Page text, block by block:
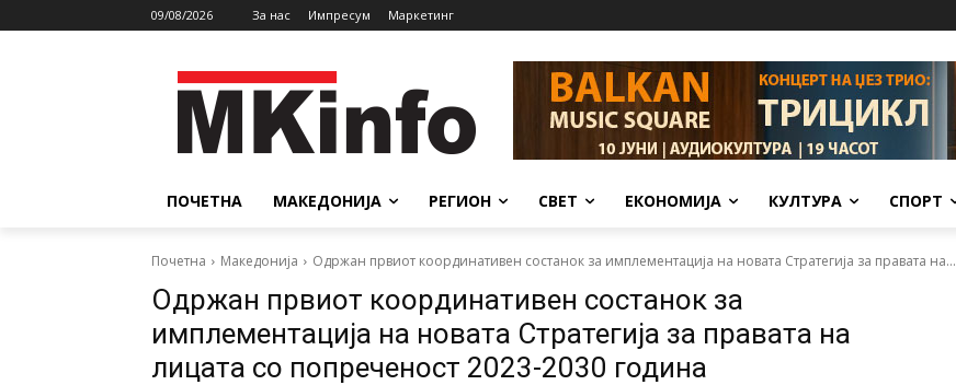
09/08/2026 За нас Импресум Маркетинг
ПОЧЕТНА МАКЕДОНИЈА РЕГИОН СВЕТ ЕКОНОМИЈА КУЛТУРА СПОРТ
Почетна Македонија Одржан првиот координативен состанок за имплементација на новата Стратегија за правата на...
Одржан првиот координативен состанок за
имплементација на новата Стратегија за правата на
лицата со попреченост 2023-2030 година